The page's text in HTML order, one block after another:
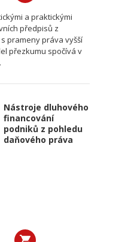
a praktickými
předpisů z
prameny práva vyšší
přezkumu spočívá v
Nástroje dluhového
financování
podniků z pohledu
daňového práva